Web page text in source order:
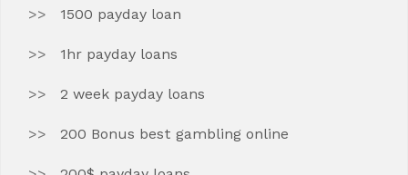
1500 payday loan
1hr payday loans
2 week payday loans
200 Bonus best gambling online